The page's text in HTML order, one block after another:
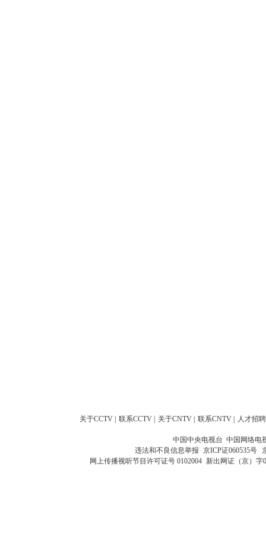
关于CCTV 联系CCTV 关于CNTV 联系CNTV 人才招聘
中国中央电视台 中国网络电
违法和不良信息举报 京ICP证060535号
网上传播视听节目许可证号 0102004 新出网证（京）